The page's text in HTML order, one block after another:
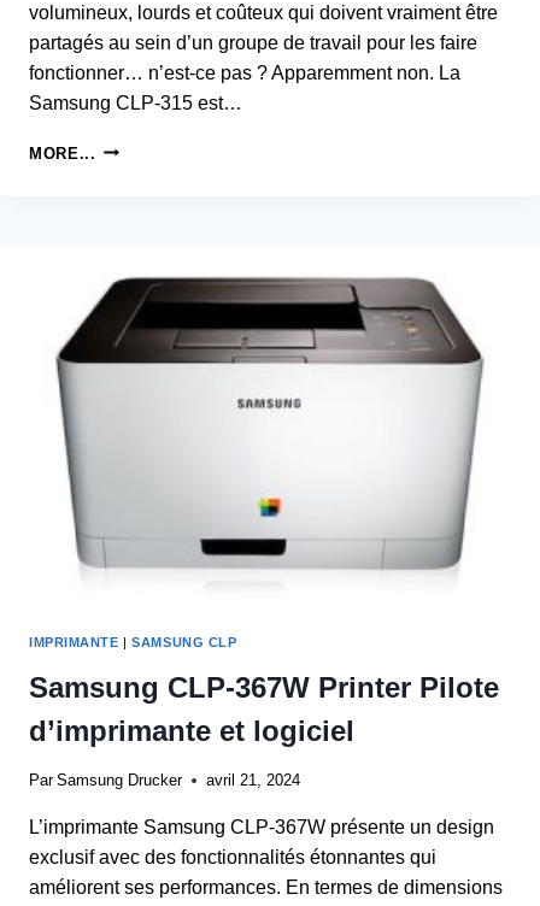
volumineux, lourds et coûteux qui doivent vraiment être
partagés au sein d’un groupe de travail pour les faire
fonctionner… n’est-ce pas ? Apparemment non. La
Samsung CLP-315 est…
MORE... SAMSUNG
D’IMPRIMANTE
ET
LOGICIEL
IMPRIMANTE |SAMSUNG CLP
Samsung CLP-367W Printer Pilote
d’imprimante et logiciel
Par Samsung Drucker avril 21, 2024
L’imprimante Samsung CLP-367W présente un design
exclusif avec des fonctionnalités étonnantes qui
améliorent ses performances. En termes de dimensions